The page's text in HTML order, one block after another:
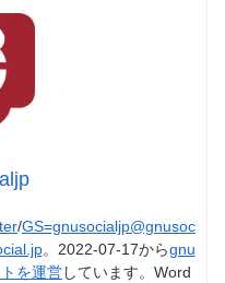
/GS=gnusocialjp@gnusoc
。2022-07-17からgnu
を運営しています。Word